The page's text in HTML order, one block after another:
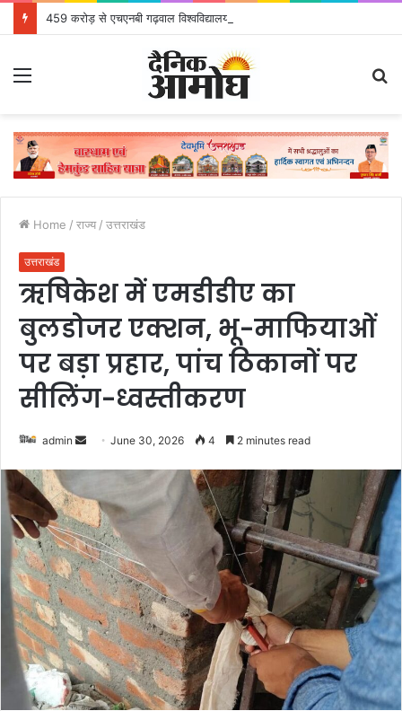
459 करोड़ से एचएनबी गढ़वाल विश्वविद्यालय में अनुसंधान संरचना होगी सुदृढ
Home / राज्य / उत्तराखंड
उत्तराखंड
ऋषिकेश में एमडीडीए का
बुलडोजर एक्शन, भू-माफियाओं
पर बड़ा प्रहार, पांच ठिकानों पर
सीलिंग-ध्वस्तीकरण
admin
d
a
n
e
m
a
i
l
June 30, 2026 4 2 minutes read